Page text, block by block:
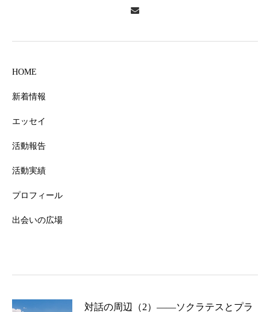
HOME
新着情報
エッセイ
活動報告
活動実績
プロフィール
出会いの広場
対話の周辺（2）――ソクラテスとプラ